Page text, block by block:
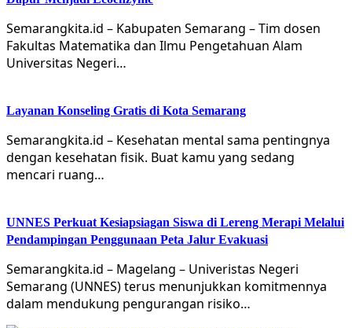
Semarangkita.id – Kabupaten Semarang – Tim dosen
Fakultas Matematika dan Ilmu Pengetahuan Alam
Universitas Negeri…
Layanan Konseling Gratis di Kota Semarang
Semarangkita.id – Kesehatan mental sama pentingnya
dengan kesehatan fisik. Buat kamu yang sedang
mencari ruang…
UNNES Perkuat Kesiapsiagan Siswa di Lereng Merapi Melalui
Pendampingan Penggunaan Peta Jalur Evakuasi
Semarangkita.id – Magelang – Univeristas Negeri
Semarang (UNNES) terus menunjukkan komitmennya
dalam mendukung pengurangan risiko…